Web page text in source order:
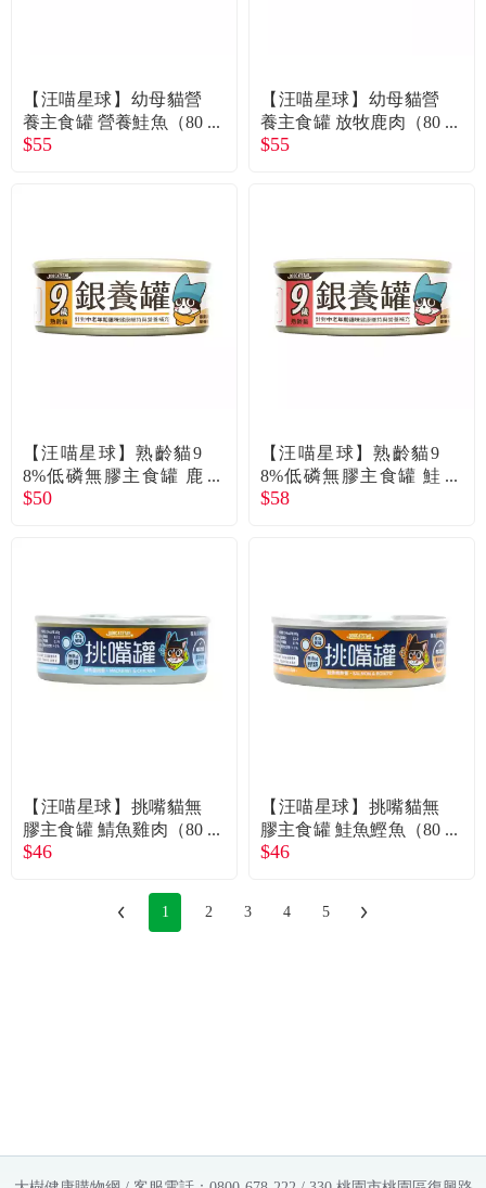
【汪喵星球】幼母貓營
養主食罐 營養鮭魚（80
g）
$55
【汪喵星球】幼母貓營
養主食罐 放牧鹿肉（80
g）
$55
【汪喵星球】熟齡貓9
8%低磷無膠主食罐 鹿
野土雞（80g）
$50
【汪喵星球】熟齡貓9
8%低磷無膠主食罐 鮭
魚雞肉（80g）
$58
【汪喵星球】挑嘴貓無
膠主食罐 鯖魚雞肉（80
g）
$46
【汪喵星球】挑嘴貓無
膠主食罐 鮭魚鰹魚（80
g）
$46
1 2 3 4 5